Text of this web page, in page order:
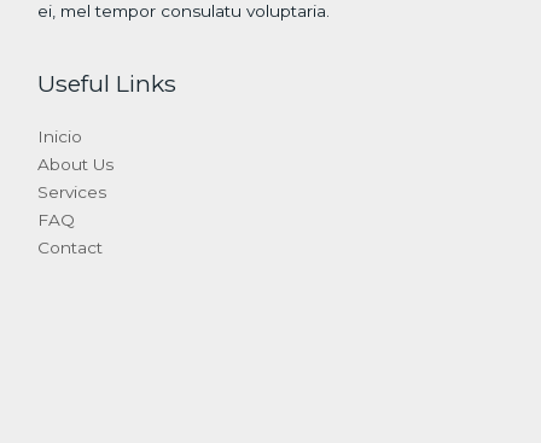
ei, mel tempor consulatu voluptaria.
Useful Links
Inicio
About Us
Services
FAQ
Contact